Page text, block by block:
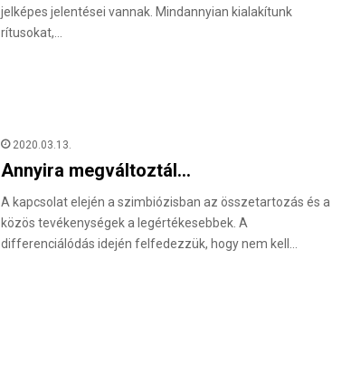
jelképes jelentései vannak. Mindannyian kialakítunk
rítusokat,…
2020.03.13.
Annyira megváltoztál…
A kapcsolat elején a szimbiózisban az összetartozás és a
közös tevékenységek a legértékesebbek. A
differenciálódás idején felfedezzük, hogy nem kell…